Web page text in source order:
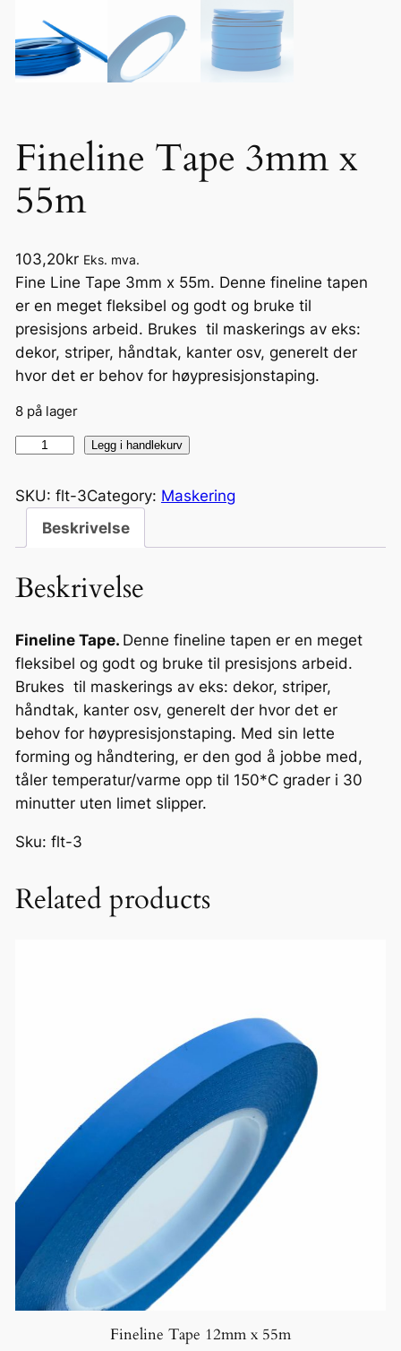
Fineline Tape 3mm x
55m
103,20kr Eks. mva.
Fine Line Tape 3mm x 55m. Denne fineline tapen
er en meget fleksibel og godt og bruke til
presisjons arbeid. Brukes til maskerings av eks:
dekor, striper, håndtak, kanter osv, generelt der
hvor det er behov for høypresisjonstaping.
8 på lager
n
n
T
a
p
e
3
m
m
x
5
a
n
Legg i handlekurv
SKU: flt-3Category: Maskering
Beskrivelse
Beskrivelse
Fineline Tape. Denne fineline tapen er en meget
fleksibel og godt og bruke til presisjons arbeid.
Brukes til maskerings av eks: dekor, striper,
håndtak, kanter osv, generelt der hvor det er
behov for høypresisjonstaping. Med sin lette
forming og håndtering, er den god å jobbe med,
tåler temperatur/varme opp til 150*C grader i 30
minutter uten limet slipper.
Sku: flt-3
Related products
Fineline Tape 12mm x 55m